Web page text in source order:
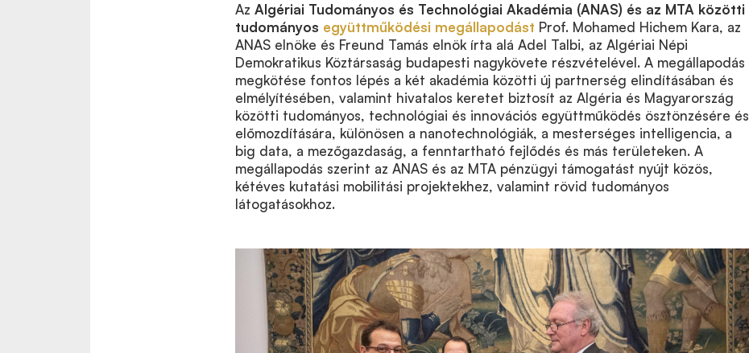
Az Algériai Tudományos és Technológiai Akadémia (ANAS) és az MTA közötti
tudományos együttműködési megállapodást Prof. Mohamed Hichem Kara, az
ANAS elnöke és Freund Tamás elnök írta alá Adel Talbi, az Algériai Népi
Demokratikus Köztársaság budapesti nagykövete részvételével. A megállapodás
megkötése fontos lépés a két akadémia közötti új partnerség elindításában és
elmélyítésében, valamint hivatalos keretet biztosít az Algéria és Magyarország
közötti tudományos, technológiai és innovációs együttműködés ösztönzésére és
előmozdítására, különösen a nanotechnológiák, a mesterséges intelligencia, a
big data, a mezőgazdaság, a fenntartható fejlődés és más területeken. A
megállapodás szerint az ANAS és az MTA pénzügyi támogatást nyújt közös,
kétéves kutatási mobilitási projektekhez, valamint rövid tudományos
látogatásokhoz.